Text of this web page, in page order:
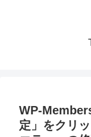
WP-
定」をクリ